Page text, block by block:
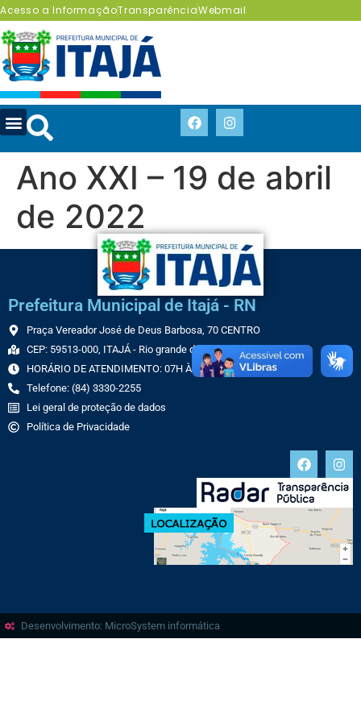
Acesso a InformaçãoTransparênciaWebmail
Ano XXI – 19 de abril
de 2022
Prefeitura Municipal de Itajá - RN
Praça Vereador José de Deus Barbosa, 70 CENTRO
CEP: 59513-000, ITAJÁ - Rio grande do Norte
HORÁRIO DE ATENDIMENTO: 07H ÀS 13H
Telefone: (84) 3330-2255
Lei geral de proteção de dados
Política de Privacidade
Desenvolvimento: MicroSystem informática